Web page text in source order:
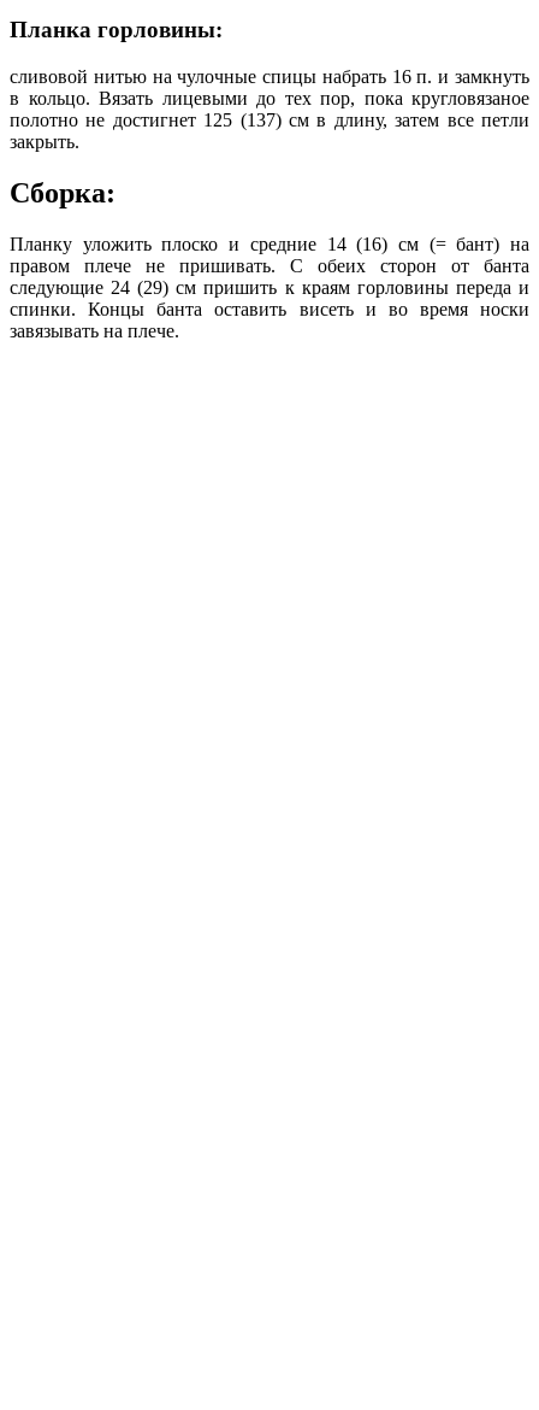
Планка горловины:
сливовой нитью на чулочные спицы набрать 16 п. и замкнуть
в кольцо. Вязать лицевыми до тех пор, пока кругловязаное
полотно не достигнет 125 (137) см в длину, затем все петли
закрыть.
Сборка:
Планку уложить плоско и средние 14 (16) см (= бант) на
правом плече не пришивать. С обеих сторон от банта
следующие 24 (29) см пришить к краям горловины переда и
спинки. Концы банта оставить висеть и во время носки
завязывать на плече.